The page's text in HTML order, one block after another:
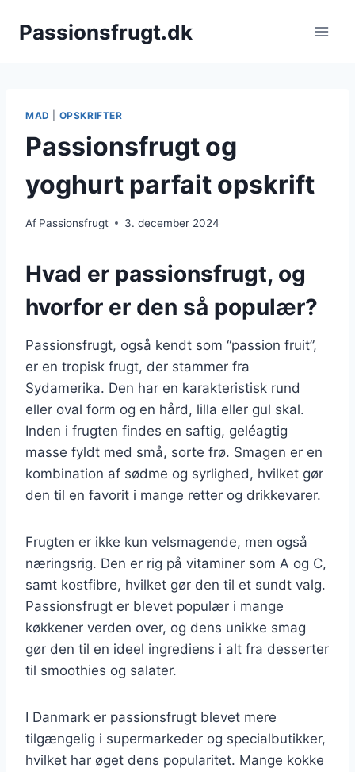
Passionsfrugt.dk
MAD OPSKRIFTER
Passionsfrugt og
yoghurt parfait opskrift
Af Passionsfrugt 3. december 2024
Hvad er passionsfrugt, og
hvorfor er den så populær?
Passionsfrugt, også kendt som “passion fruit”,
er en tropisk frugt, der stammer fra
Sydamerika. Den har en karakteristisk rund
eller oval form og en hård, lilla eller gul skal.
Inden i frugten findes en saftig, geléagtig
masse fyldt med små, sorte frø. Smagen er en
kombination af sødme og syrlighed, hvilket gør
den til en favorit i mange retter og drikkevarer.
Frugten er ikke kun velsmagende, men også
næringsrig. Den er rig på vitaminer som A og C,
samt kostfibre, hvilket gør den til et sundt valg.
Passionsfrugt er blevet populær i mange
køkkener verden over, og dens unikke smag
gør den til en ideel ingrediens i alt fra desserter
til smoothies og salater.
I Danmark er passionsfrugt blevet mere
tilgængelig i supermarkeder og specialbutikker,
hvilket har øget dens popularitet. Mange kokke